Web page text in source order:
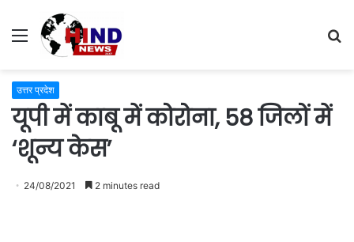
Menu
उत्तर प्रदेश
यूपी में काबू में कोरोना, 58 जिलों में
‘शून्य केस’
24/08/2021 2 minutes read